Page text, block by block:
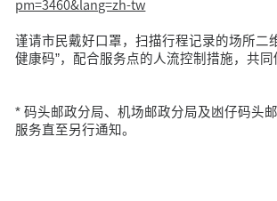
谨请市民戴好口罩，扫描行程记录的场所二
健康码”，配合服务点的人流控制措施，共同
* 码头邮政分局、机场邮政分局及凼仔码头
服务直至另行通知。